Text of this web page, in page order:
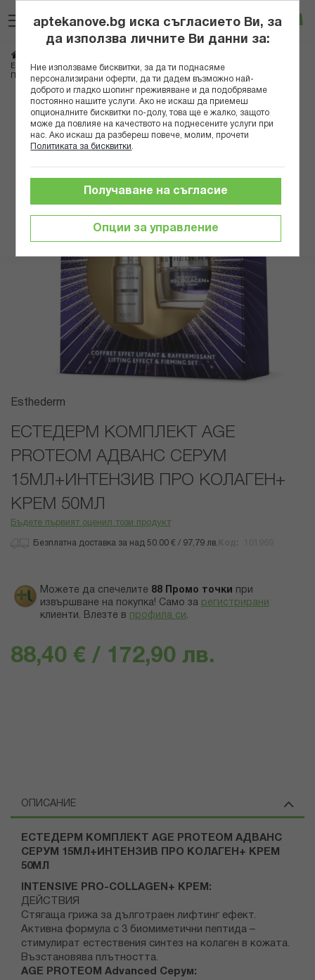
към
съдържанието
Вход
ЕСТЕДЕРМ КОМПЛЕКТ AGE PROTEOM АДВАНС СЕРУМ 15МЛ+ИНТЕНЗИВ
ПРО КОЛАГЕН+ КРЕМ 50МЛ
Преминете
края
галерията
изображенията
Преминете
началото
галерия
със
снимки
Esthederm
ЕСТЕДЕРМ КОМПЛЕКТ AGE
PROTEOM АДВАНС СЕРУМ
15МЛ+ИНТЕНЗИВ ПРО КОЛАГЕН+
КРЕМ 50МЛ
Бъдете първият оценил този продукт
Безплатна доставка за над 50.00 € / 97,79 лв.
Можете да спечелите 88 Промо точки
при
извършване на покупка! Само за регистрирани
клиенти. Влезте в профила си .
88,40 € / 172,90 лв.
ОПИСАНИЕ
ЕСТЕДЕРМ КОМПЛЕКТ AGE PROTEOM АДВАНС
СЕРУМ 15МЛ+ИНТЕНЗИВ ПРО КОЛАГЕН+ КРЕМ
50МЛ
INTENSIVE PRO-COLLAGEN+ КРЕМ:
ДЕЙСТВИЯ
Стягаща грижа за дълготраен лифтинг ефект.
Активна формула с 3 биомиметични пептида –
стимулират естествения синтез на колаген в кожата.
Възстановява плътността.
AGE PROTEOM Advanced Серум:
aptekanove.bg иска съгласието Ви, за
да използва личните Ви данни за:
Ние използваме бисквитки, за да ти поднасяме
персонализирани оферти, да ти дадем възможно най-
доброто и гладко шопинг преживяване и да подобряваме
постоянно нашите услуги. Ако не искаш да приемеш
опционалните бисквитки по-долу, това ще е жалко, защото
може да повлияе на качеството на поднесените услуги при
нас. Ако искаш да разбереш повече, молим, прочети
Политиката за бисквитки
Опции за управление
Получаване на съгласие